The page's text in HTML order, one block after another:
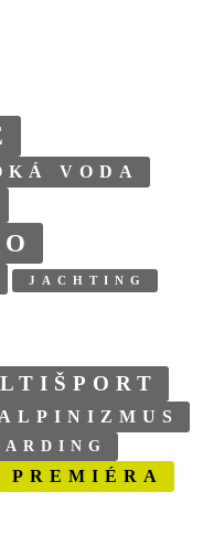
VODA
JACHTING
PREMIÉRA